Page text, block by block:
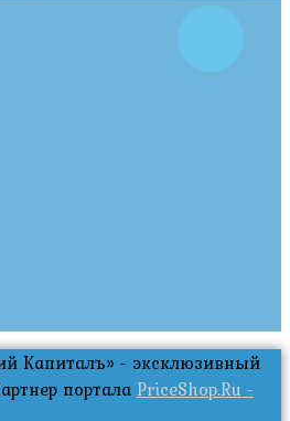
Капиталъ» - эксклюзивный
портала PriceShop.Ru -